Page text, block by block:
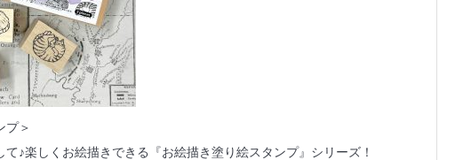
プ＞
て♪楽しくお絵描きできる『お絵描き塗り絵スタンプ』シリーズ！